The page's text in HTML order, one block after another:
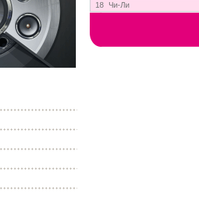
18
Чи-Ли